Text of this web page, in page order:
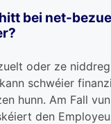
bei net-
oder ze
schwéier
hunn. Am Fall
den